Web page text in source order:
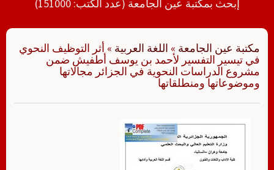
إبحث بمكتبة عين الجامعة (عدد الكتب: 151000)
مكتبة عين الجامعة » اللغة العربية » أثر التوظيف النحوي
في تيسير التفسير لأحمد بن يوسف أطفيش ضمن
مشروع الدراسات النحوية في الجزائر مجالاتها
وموضوعاتها ومنطلقاتها